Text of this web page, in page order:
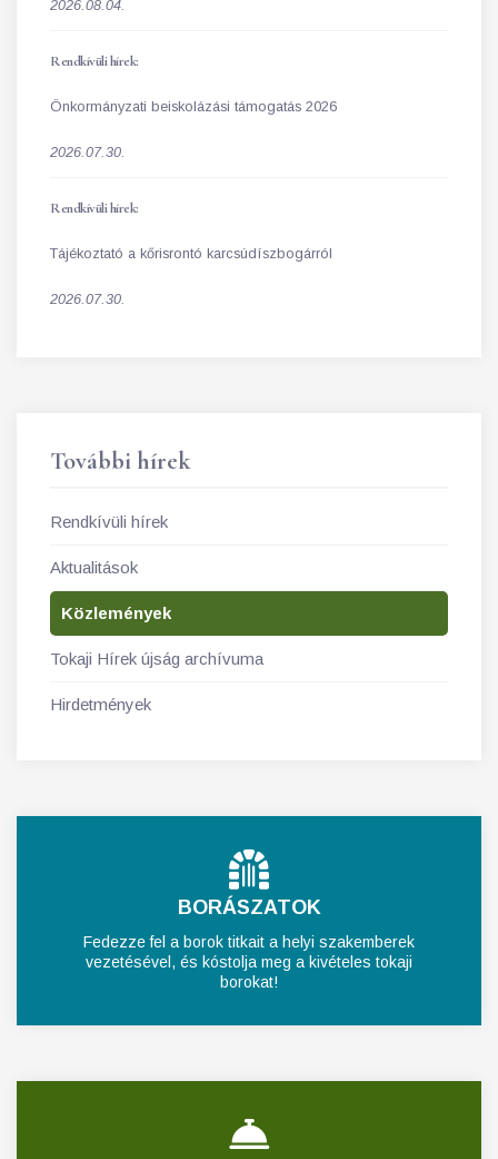
2026.08.04.
Rendkívüli hírek:
Önkormányzati beiskolázási támogatás 2026
2026.07.30.
Rendkívüli hírek:
Tájékoztató a kőrisrontó karcsúdíszbogárról
2026.07.30.
További hírek
Rendkívüli hírek
Aktualitások
Közlemények
Tokaji Hírek újság archívuma
Hirdetmények
BORÁSZATOK
Fedezze fel a borok titkait a helyi szakemberek
vezetésével, és kóstolja meg a kivételes tokaji
borokat!